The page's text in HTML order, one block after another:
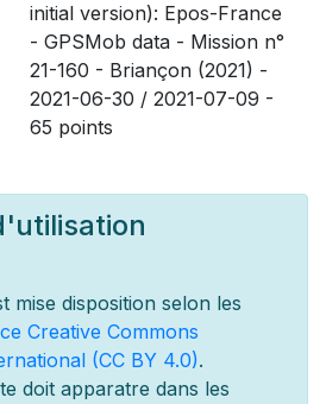
initial version): Epos-France
- GPSMob data - Mission n°
21-160 - Briançon (2021) -
2021-06-30 / 2021-07-09 -
65 points
mise disposition selon les
Creative Commons
(CC BY 4.0).
doit apparatre dans les